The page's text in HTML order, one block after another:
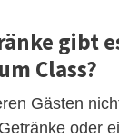
gibt
Class?
Gästen
oder